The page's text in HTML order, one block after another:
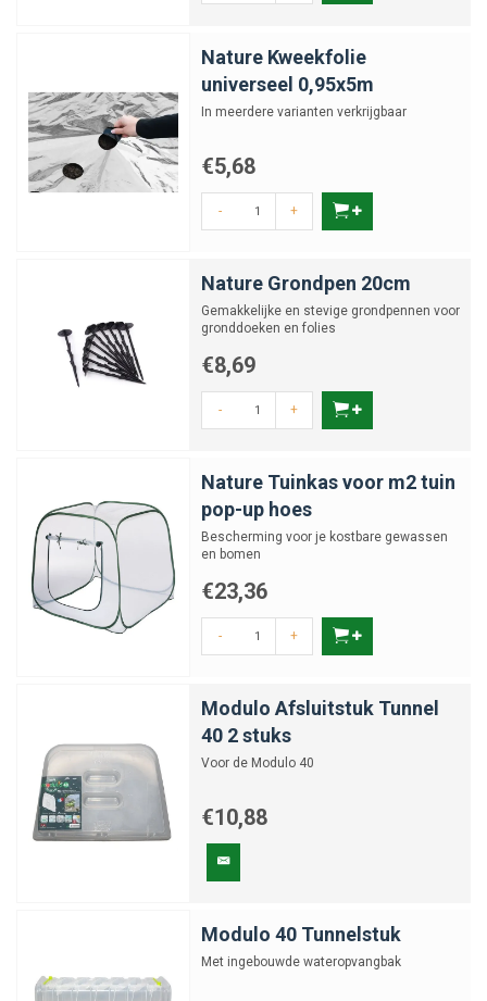
Nature Kweekfolie
universeel 0,95x5m
In meerdere varianten verkrijgbaar
€5,68
- +
Nature Grondpen 20cm
Gemakkelijke en stevige grondpennen voor
gronddoeken en folies
€8,69
- +
Nature Tuinkas voor m2 tuin
pop-up hoes
Bescherming voor je kostbare gewassen
en bomen
€23,36
- +
Modulo Afsluitstuk Tunnel
40 2 stuks
Voor de Modulo 40
€10,88
Modulo 40 Tunnelstuk
Met ingebouwde wateropvangbak